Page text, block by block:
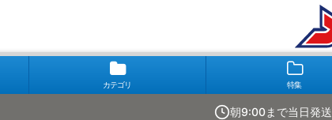
カテゴリ 特集
朝9:00まで当日発送